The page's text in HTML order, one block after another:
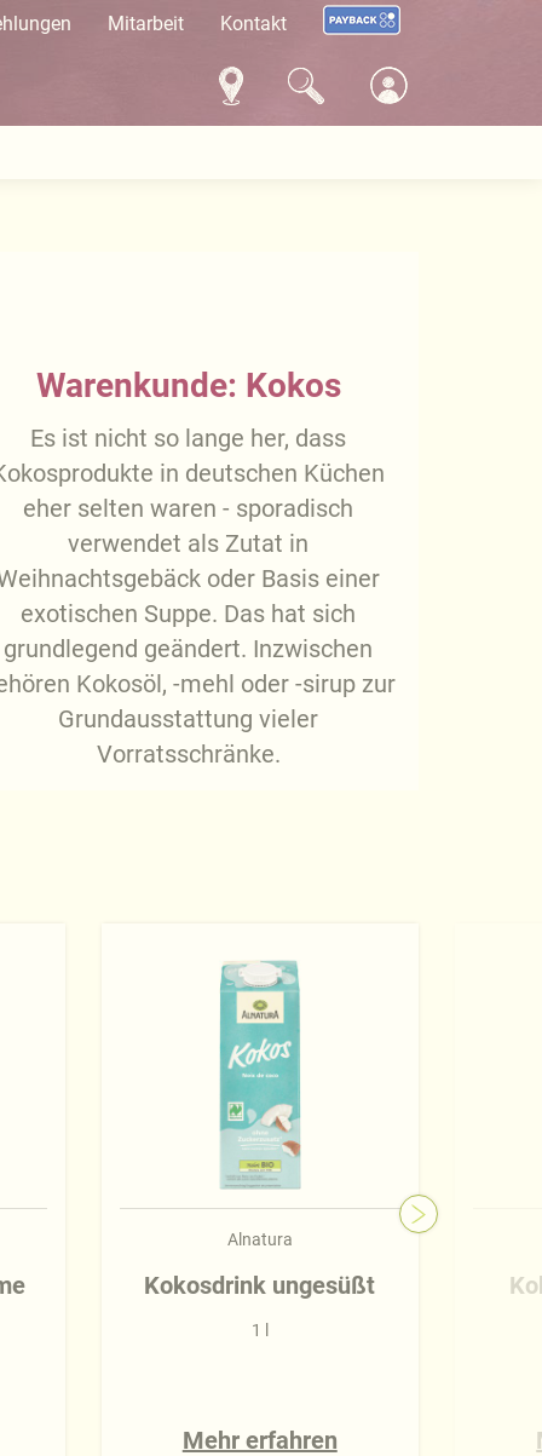
Mitarbeit Kontakt
Warenkunde: Kokos
Es ist nicht so lange her, dass
in deutschen Küchen
eher selten waren - sporadisch
verwendet als Zutat in
oder Basis einer
exotischen Suppe. Das hat sich
grundlegend geändert. Inzwischen
Kokosöl, -mehl oder -sirup zur
Grundausstattung vieler
Vorratsschränke.
Alnatura
Kokosdrink ungesüßt
1 l
Mehr erfahren